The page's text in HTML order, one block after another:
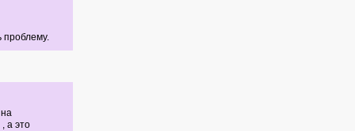
проблему.
а это